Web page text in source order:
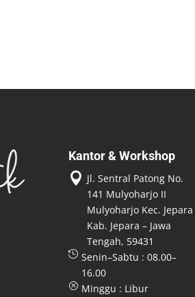
Kantor & Workshop
 Jl. Sentral Patong No.
141 Mulyoharjo II
Mulyoharjo Kec. Jepara
Kab. Jepara – Jawa
Tengah, 59431
 Senin–Sabtu : 08.00–
16.00
Q Minggu : Libur